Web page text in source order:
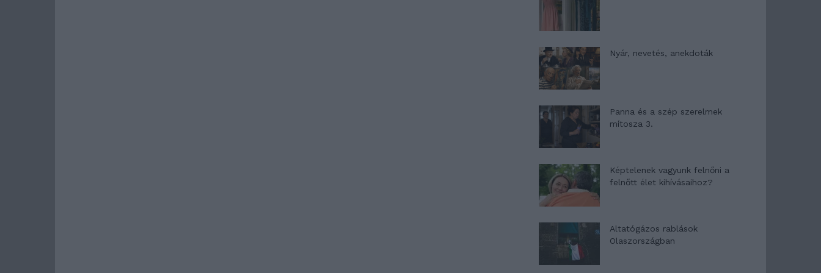
Nyár, nevetés, anekdoták
Panna és a szép szerelmek
mítosza 3.
Képtelenek vagyunk felnőni a
felnőtt élet kihívásaihoz?
Altatógázos rablások
Olaszországban